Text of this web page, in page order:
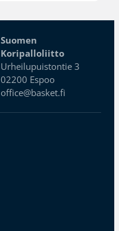
Suomen
Koripalloliitto
Urheilupuistontie 3
02200 Espoo
office@basket.fi